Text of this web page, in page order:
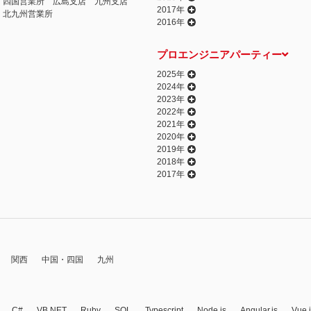
北九州営業所
2017年
2016年
プロエンジニアパーティー
2025年
2024年
2023年
2022年
2021年
2020年
2019年
2018年
2017年
関西 中国・四国 九州